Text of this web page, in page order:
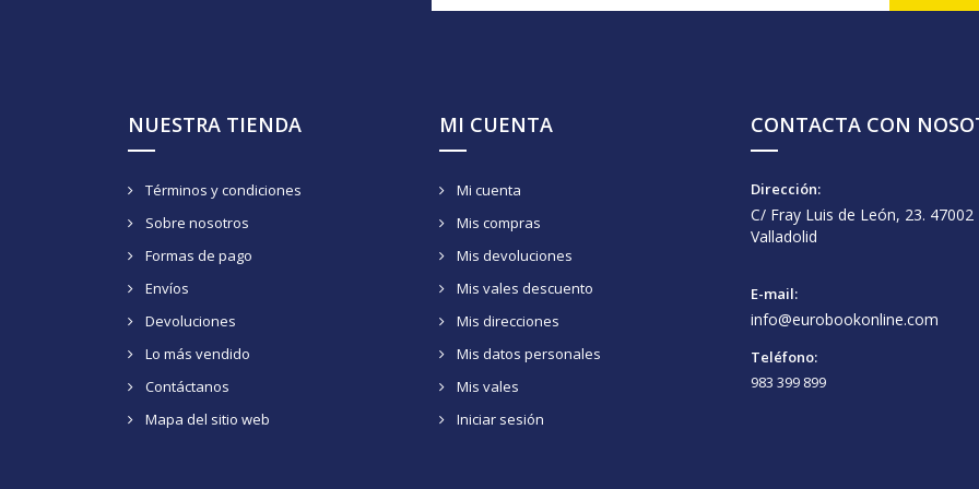
NUESTRA TIENDA
Términos y condiciones
Sobre nosotros
Formas de pago
Envíos
Devoluciones
Lo más vendido
Contáctanos
Mapa del sitio web
MI CUENTA
Mi cuenta
Mis compras
Mis devoluciones
Mis vales descuento
Mis direcciones
Mis datos personales
Mis vales
Iniciar sesión
CONTACTA CON
Dirección:
C/ Fray Luis de León, 23. 47002
Valladolid
E-mail:
info@eurobookonline.com
Teléfono:
983 399 899